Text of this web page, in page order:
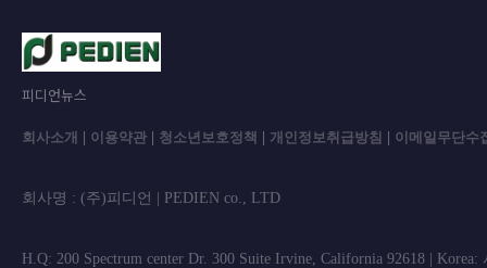
피디언뉴스
회사소개 이용약관 청소년보호정책 개인정보취급방침 이메일무단수
회사명 : (주)피디언 | PEDIEN co.,
H.Q: 200 Spectrum center Dr. 300 Suite Irvine, California 92618 | Korea: